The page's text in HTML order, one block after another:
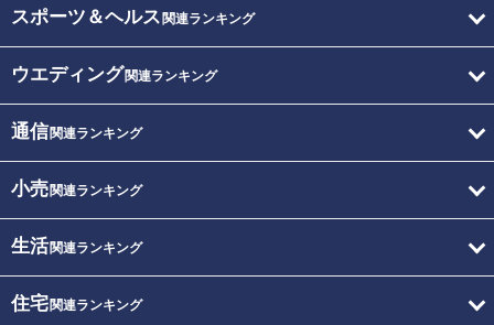
スポーツ＆ヘルス 関連ランキング
ウエディング関連ランキング
通信関連ランキング
小売関連ランキング
生活関連ランキング
住宅関連ランキング